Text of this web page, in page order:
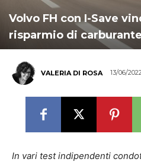
Volvo FH con I-Save
risparmio di carburante
VALERIA DI ROSA 13/06/
In vari test indipendenti